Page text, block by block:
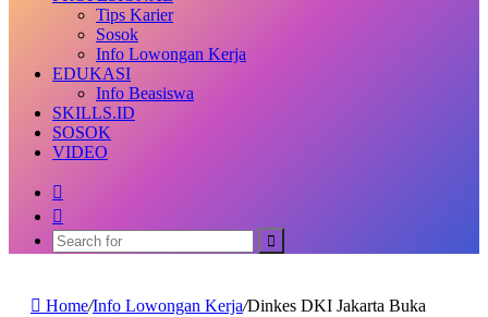
Tips Karier
Sosok
Info Lowongan Kerja
EDUKASI
Info Beasiswa
SKILLS.ID
SOSOK
VIDEO
skin
Search
Home/Info Lowongan Kerja/Dinkes DKI Jakarta Buka